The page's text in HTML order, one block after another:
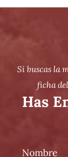
Si buscas la
ficha
Has